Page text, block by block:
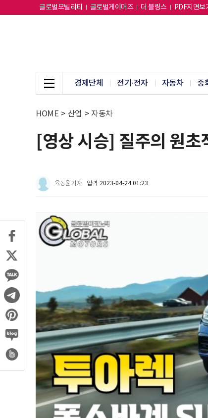
글로벌모빌리티 글로벌게이머즈 더 블링스 PDF지면보
경제단체 전기·전자 자동차 중
HOME > 산업 > 자동차
[영상 시승] 질주의 원초
육동윤 기자 입력 2023-04-24 01:23